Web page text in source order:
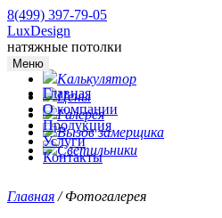
8(499) 397-79-05
LuxDesign
натяжные потолки
Меню
Главная
О компании
Продукция
Услуги
Контакты
Калькулятор
Цены
Галерея
Вызов замерщика
Светильники
Главная /Фотогалерея